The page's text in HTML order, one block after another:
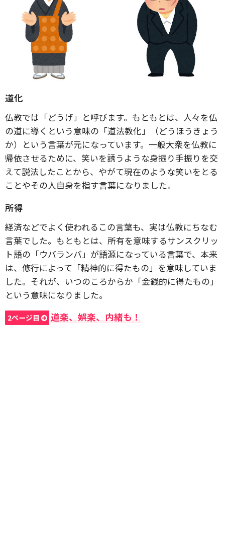
道化
仏教では「どうげ」と呼びます。もともとは、人々を仏
の道に導くという意味の「道法教化」（どうほうきょう
か）という言葉が元になっています。一般大衆を仏教に
帰依させるために、笑いを誘うような身振り手振りを交
えて説法したことから、やがて現在のような笑いをとる
ことやその人自身を指す言葉になりました。
所得
経済などでよく使われるこの言葉も、実は仏教にちなむ
言葉でした。もともとは、所有を意味するサンスクリッ
ト語の「ウバランバ」が語源になっている言葉で、本来
は、修行によって「精神的に得たもの」を意味していま
した。それが、いつのころからか「金銭的に得たもの」
という意味になりました。
2ページ目 道楽、娯楽、内緒も！